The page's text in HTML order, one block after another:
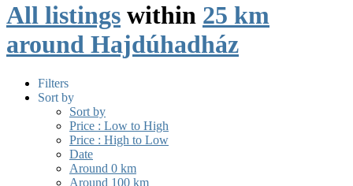
All listings within 25 km
around Hajdúhadház
Filters
Sort by
Sort by
Price : Low to High
Price : High to Low
Date
Around 0 km
Around 100 km